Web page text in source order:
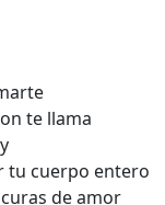
te llama
tu cuerpo entero
de amor